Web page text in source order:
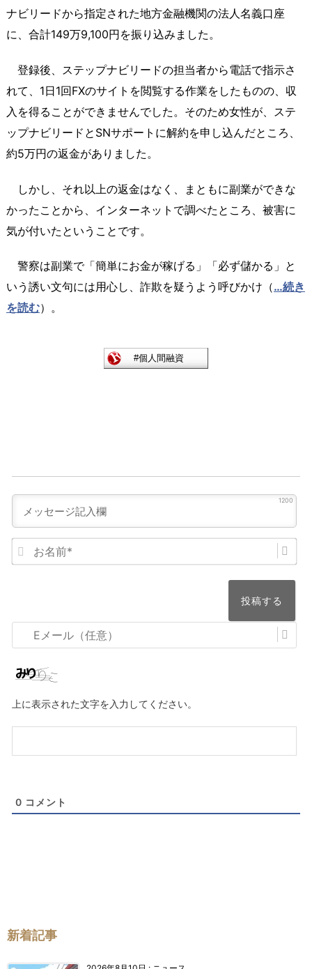
ナビリードから指定された地方金融機関の法人名義口座
に、合計149万9,100円を振り込みました。
登録後、ステップナビリードの担当者から電話で指示さ
れて、1日1回FXのサイトを閲覧する作業をしたものの、収
入を得ることができませんでした。そのため女性が、ステ
ップナビリードとSNサポートに解約を申し込んだところ、
約5万円の返金がありました。
しかし、それ以上の返金はなく、まともに副業ができな
かったことから、インターネットで調べたところ、被害に
気が付いたということです。
警察は副業で「簡単にお金が稼げる」「必ず儲かる」と
いう誘い文句には用心し、詐欺を疑うよう呼びかけ（…続き
を読む）。
1200
メ
ー
ル
意）
上に表示された文字を入力してください。
0 コメント
新着記事